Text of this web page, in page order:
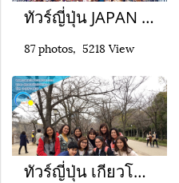
ทัวร์ญี่ปุ่น JAPAN TOUR by EIGHTEEN
87 photos, 5218 View
ทัวร์ญี่ปุ่น เกียวโต โอซาก้า ศึกษาดูงาน 5 วัน 3 คืน